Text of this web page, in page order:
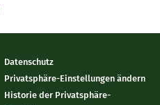
Datenschutz
Privatsphäre-Einstellungen ändern
Historie der Privatsphäre-